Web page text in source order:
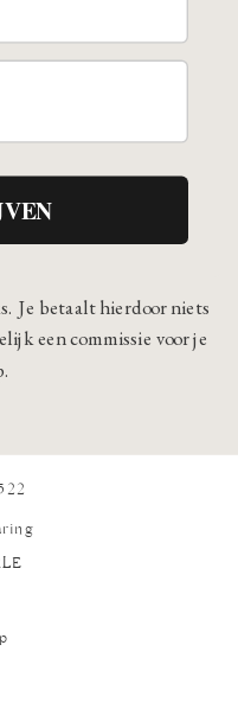
Je betaalt hierdoor niets
een commissie voor je